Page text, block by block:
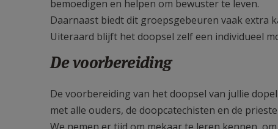
bemoedigen en helpen om bewuster te leven.
Daarnaast biedt dit groepsgebeuren vaak extra
Uiteraard blijft het doopsel zelf een individueel
De voorbereiding
De voorbereiding van het doopsel van jullie
met alle ouders, de doopcatechisten en de